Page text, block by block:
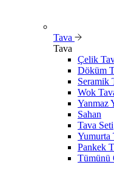
Tava
Tava
Çelik
Döküm
Seramik
Wok
Yanmaz
Sahan
Tava Seti
Yumurta
Pankek
Tümünü